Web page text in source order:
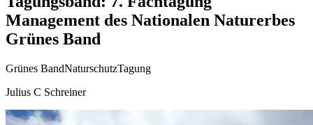
Management des Nationalen Naturerbes
Grünes Band
Grünes BandNaturschutzTagung
Julius C Schreiner